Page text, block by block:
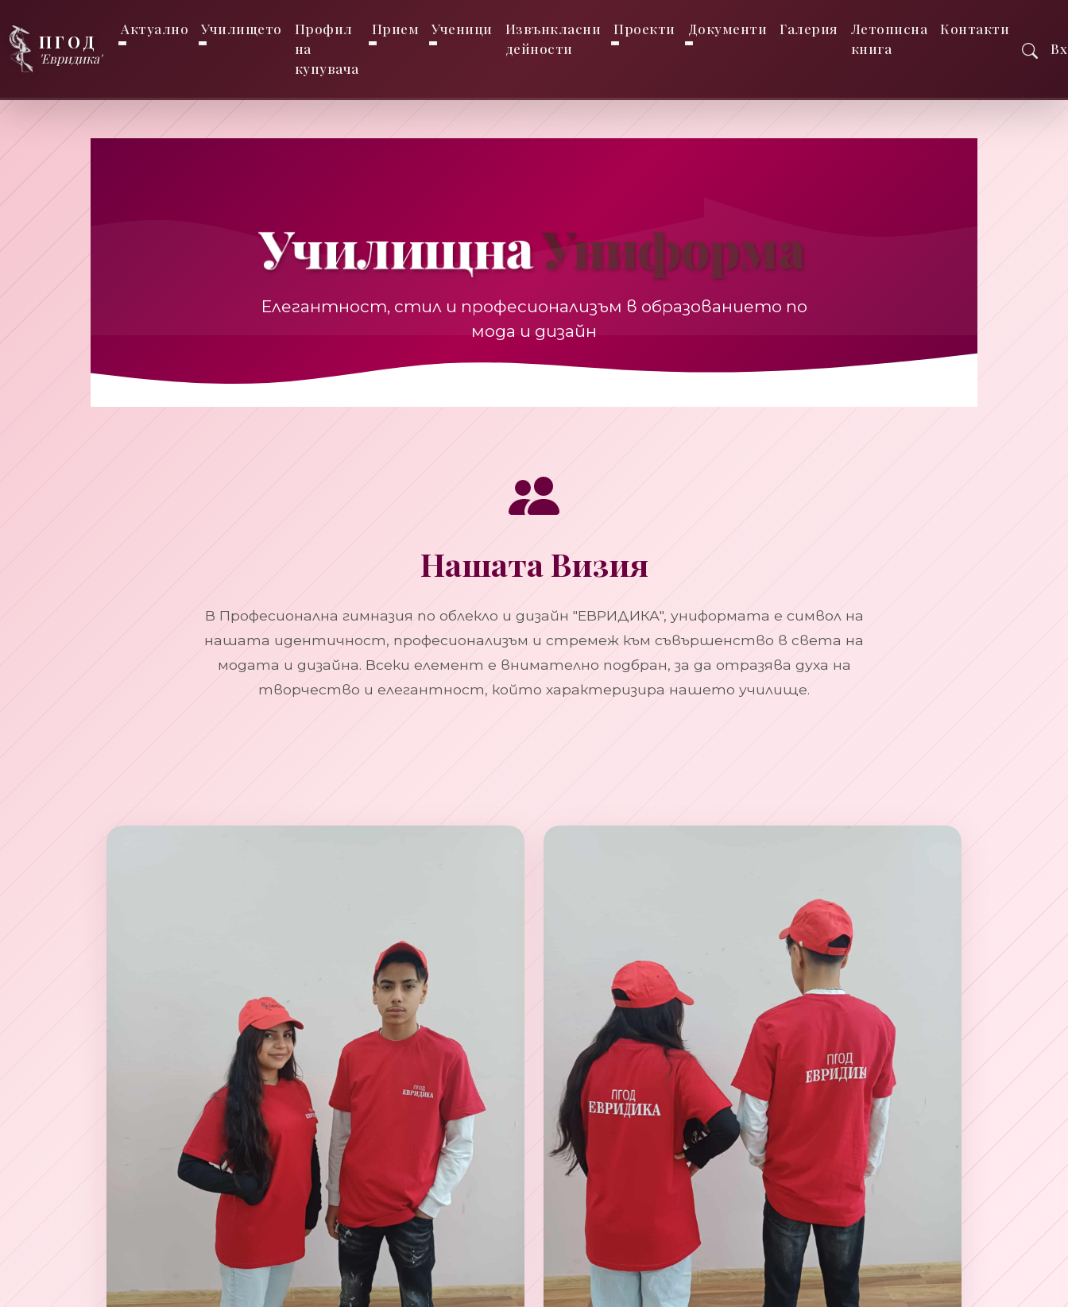
ПГОД
'Евридика'
Актуално Училището
Профил
на
купувача
Прием Ученици
Извънкласни
дейности
Проекти Документи Галерия
Летописна
книга
Контакти
УчилищнаУниформа
Елегантност, стил и професионализъм в образованието по
мода и дизайн
Нашата Визия
В Професионална гимназия по облекло и дизайн "ЕВРИДИКА", униформата е символ на
нашата идентичност, професионализъм и стремеж към съвършенство в света на
модата и дизайна. Всеки елемент е внимателно подбран, за да отразява духа на
творчество и елегантност, който характеризира нашето училище.